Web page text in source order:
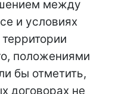
между
и условиях
положениями
бы отметить,
договорах не